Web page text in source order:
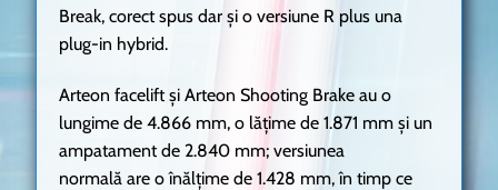
Break, corect spus dar și o versiune R plus una
plug-in hybrid.
Arteon facelift și Arteon Shooting Brake au o
lungime de 4.866 mm, o lățime de 1.871 mm și un
ampatament de 2.840 mm; versiunea
normală are o înălțime de 1.428 mm, în timp ce